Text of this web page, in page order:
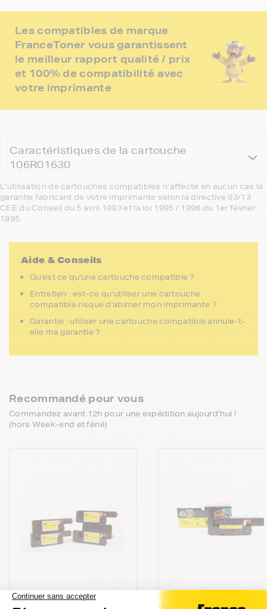
Les compatibles de marque
FranceToner vous garantissent
le meilleur rapport qualité / prix
et 100% de compatibilité avec
votre imprimante
Caractéristiques de la cartouche
106R01630
L’utilisation de cartouches compatibles n’affecte en aucun cas la
garantie fabricant de votre imprimante selon la directive 93/13
CEE du Conseil du 5 avril 1993 et la loi 1995 / 1996 du 1er février
1995.
Recommandé pour vous
Commandez avant 12h pour une expédition aujourd’hui !
(hors Week-end et férié)
FRANCETONER FRANCETONER
Aide & Conseils
Qu'est ce qu'une cartouche compatible ?
Entretien : est-ce qu'utiliser une cartouche
compatible risque d'abimer mon imprimante ?
Garantie : utiliser une cartouche compatible annule-t-
elle ma garantie ?